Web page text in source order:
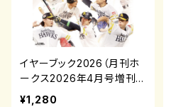
イヤーブック2026（月刊ホ
ークス2026年4月号増刊）
¥1,280